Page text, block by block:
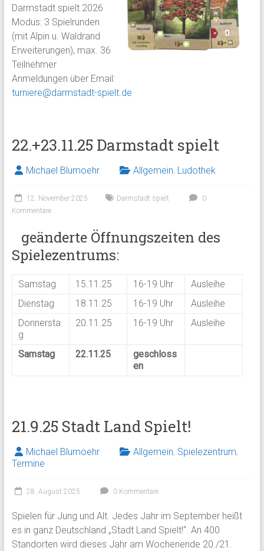
Darmstadt spielt 2026
Modus: 3 Spielrunden
(mit Alpin u. Waldrand
Erweiterungen), max. 36
Teilnehmer
Anmeldungen über Email:
turniere@darmstadt-spielt.de
22.+23.11.25 Darmstadt spielt
Michael Blumoehr Allgemein, Ludothek
12. November 2025 Darmstadt spielt
0
Kommentare
geänderte Öffnungszeiten des
Spielezentrums:
Samstag 15.11.25 16-19 Uhr
Ausleihe
Dienstag
18.11.25 16-19 Uhr
Ausleihe
Donnersta
g
20.11.25 16-19 Uhr Ausleihe
Samstag 22.11.25
geschloss
en
21.9.25 Stadt Land Spielt!
Michael Blumoehr Allgemein, Spielezentrum,
Termine
28. August 2025 0 Kommentare
Spielen für Jung und Alt. Jedes Jahr im September heißt
es in ganz Deutschland „Stadt Land Spielt!“. An 400
Standorten wird dieses Jahr am Wochenende 20./21.